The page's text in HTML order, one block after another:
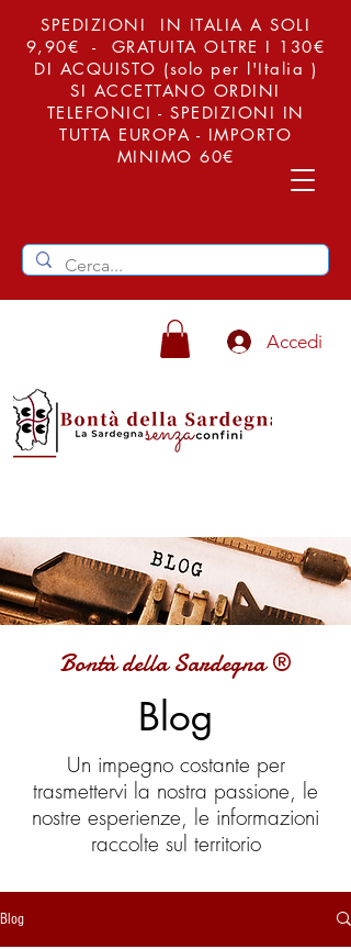
SPEDIZIONI IN ITALIA A SOLI
9,90€ - GRATUITA OLTRE I 130€
DI ACQUISTO (solo per l'Italia )
SI ACCETTANO ORDINI
TELEFONICI - SPEDIZIONI IN
TUTTA EUROPA - IMPORTO
MINIMO 60€
Accedi
Bontà della Sardegna ®
Blog
Un impegno costante per
trasmettervi la nostra passione, le
nostre esperienze, le informazioni
raccolte sul territorio
Blog